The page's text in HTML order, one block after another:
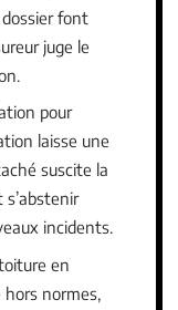
font
juge le
pour
laisse une
suscite la
incidents.
en
normes,